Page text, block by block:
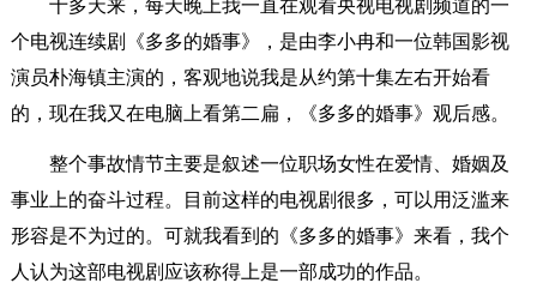
十多天来，每天晚上我一直在观看央视电视剧频道的一
个电视连续剧《多多的婚事》，是由李小冉和一位韩国影视
演员朴海镇主演的，客观地说我是从约第十集左右开始看
的，现在我又在电脑上看第二扁，《多多的婚事》观后感。
整个事故情节主要是叙述一位职场女性在爱情、婚姻及
事业上的奋斗过程。目前这样的电视剧很多，可以用泛滥来
形容是不为过的。可就我看到的《多多的婚事》来看，我个
人认为这部电视剧应该称得上是一部成功的作品。